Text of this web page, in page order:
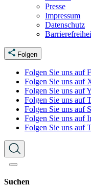
Presse
Impressum
Datenschutz
Folgen
Folgen Sie uns auf
Folgen Sie uns auf
Folgen Sie uns auf
Folgen Sie uns auf
Folgen Sie uns auf
Folgen Sie uns auf
Folgen Sie uns auf
Suchen